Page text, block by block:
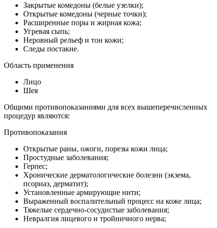
Закрытые комедоны (белые узелки);
Открытые комедоны (черные точки);
Расширенные поры и жирная кожа;
Угревая сыпь;
Неровный рельеф и тон кожи;
Следы постакне.
Oбласть применения
Лицо
Шея
Общими противопоказаниями для всех вышеперечисленных
процедур являются:
Противопоказания
Открытые раны, ожоги, порезы кожи лица;
Простудные заболевания;
Герпес;
Хронические дерматологические болезни (экзема,
псориаз, дерматит);
Установленные армирующие нити;
Выраженный воспалительный процесс на коже лица;
Тяжелые сердечно-сосудистые заболевания;
Невралгия лицевого и тройничного нерва;